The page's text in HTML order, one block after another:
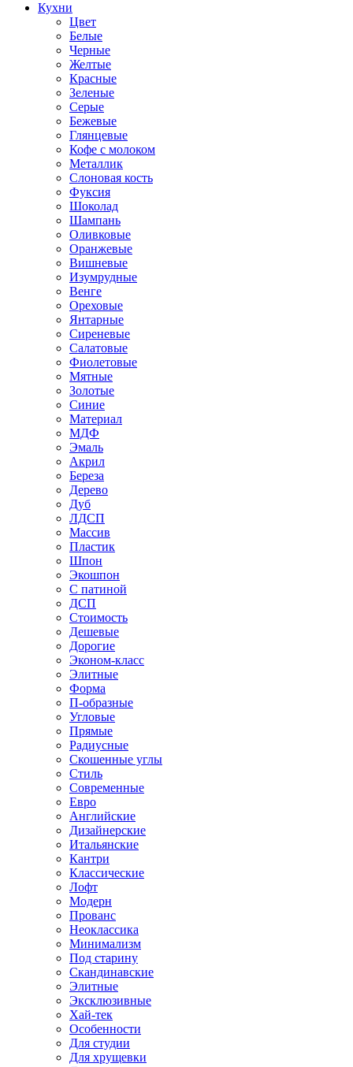
Кухни
Цвет
Белые
Черные
Желтые
Красные
Зеленые
Серые
Бежевые
Глянцевые
Кофе с молоком
Металлик
Слоновая кость
Фуксия
Шоколад
Шампань
Оливковые
Оранжевые
Вишневые
Изумрудные
Венге
Ореховые
Янтарные
Сиреневые
Салатовые
Фиолетовые
Мятные
Золотые
Синие
Материал
МДФ
Эмаль
Акрил
Береза
Дерево
Дуб
ЛДСП
Массив
Пластик
Шпон
Экошпон
С патиной
ДСП
Стоимость
Дешевые
Дорогие
Эконом-класс
Элитные
Форма
П-образные
Угловые
Прямые
Радиусные
Скошенные углы
Стиль
Современные
Евро
Английские
Дизайнерские
Итальянские
Кантри
Классические
Лофт
Модерн
Прованс
Неоклассика
Минимализм
Под старину
Скандинавские
Элитные
Эксклюзивные
Хай-тек
Особенности
Для студии
Для хрущевки